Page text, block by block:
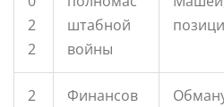
2
2
штабной
войны
2
Финансов